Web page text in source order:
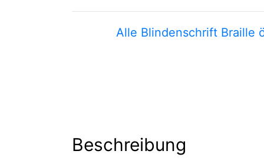
Alle Blindenschrift Braille
Beschreibung